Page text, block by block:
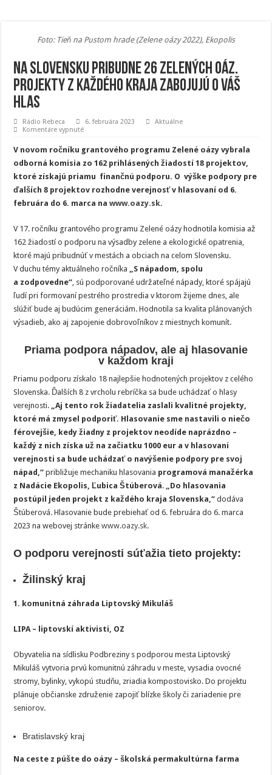
Foto: Tieň na Pustom hrade (Zelene oázy 2022), Ekopolis
Na Slovensku pribudne 26 zelených oáz.
Projekty z každého kraja zabojujú o váš
hlas
Rádio Rebeca 6. februára 2023
Aktuálne
Komentáre vypnuténa
pribudne
26
zelených
oáz.
z každého
kraja
zabojujú
hlas
V novom ročníku grantového programu Zelené oázy vybrala
odborná komisia zo 162 prihlásených žiadostí 18 projektov,
ktoré získajú priamu finančnú podporu. O výške podpory pre
ďalších 8 projektov rozhodne verejnosť v hlasovaní od 6.
februára do 6. marca nawww.oazy.sk.
V 17. ročníku grantového programu Zelené oázy hodnotila komisia až
162 žiadostí o podporu na výsadby zelene a ekologické opatrenia,
ktoré majú pribudnúť v mestách a obciach na celom Slovensku.
V duchu témy aktuálneho ročníka „S nápadom, spolu
a zodpovedne“, sú podporované udržateľné nápady, ktoré spájajú
ľudí pri formovaní pestrého prostredia v ktorom žijeme dnes, ale
slúžiť bude aj budúcim generáciám. Hodnotila sa kvalita plánovaných
výsadieb, ako aj zapojenie dobrovoľníkov z miestnych komunít.
Priama podpora nápadov, ale aj hlasovanie
v každom kraji
Priamu podporu získalo 18 najlepšie hodnotených projektov z celého
Slovenska. Ďalších 8 z vrcholu rebríčka sa bude uchádzať o hlasy
verejnosti. „Aj tento rok žiadatelia zaslali kvalitné projekty,
ktoré má zmysel podporiť. Hlasovanie sme nastavili o niečo
férovejšie, kedy žiadny z projektov neodíde naprázdno –
každý z nich získa už na začiatku 1000 eur a v hlasovaní
verejnosti sa bude uchádzať o navýšenie podpory pre svoj
nápad,“ približuje mechaniku hlasovania programová manažérka
z Nadácie Ekopolis, Ľubica Štúberová. „Do hlasovania
postúpil jeden projekt z každého kraja Slovenska,“dodáva
Štúberová.Hlasovanie bude prebiehať od 6. februára do 6. marca
2023 na webovej stránkewww.oazy.sk.
O podporu verejnosti súťažia tieto projekty:
Žilinský kraj
1. komunitná záhrada Liptovský Mikuláš
LIPA – liptovskí aktivisti, OZ
Obyvatelia na sídlisku Podbreziny s podporou mesta Liptovský
Mikuláš vytvoria prvú komunitnú záhradu v meste, vysadia ovocné
stromy, bylinky, vykopú studňu, zriadia kompostovisko. Do projektu
plánuje občianske združenie zapojiť blízke školy či zariadenie pre
seniorov.
Bratislavský kraj
Na ceste z púšte do oázy – školská permakultúrna farma